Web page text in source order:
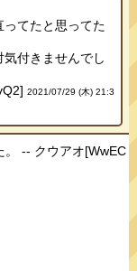
てたと思ってた
付きませんでし
2021/07/29 (木) 21:3
。 -- クウアオ[WwEC